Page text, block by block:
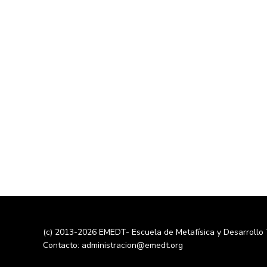
(c) 2013-2026 EMEDT- Escuela de Metafísica y
Contacto: administracion@emedt.org